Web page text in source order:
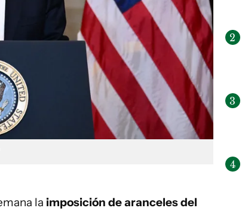
la imposición de aranceles del